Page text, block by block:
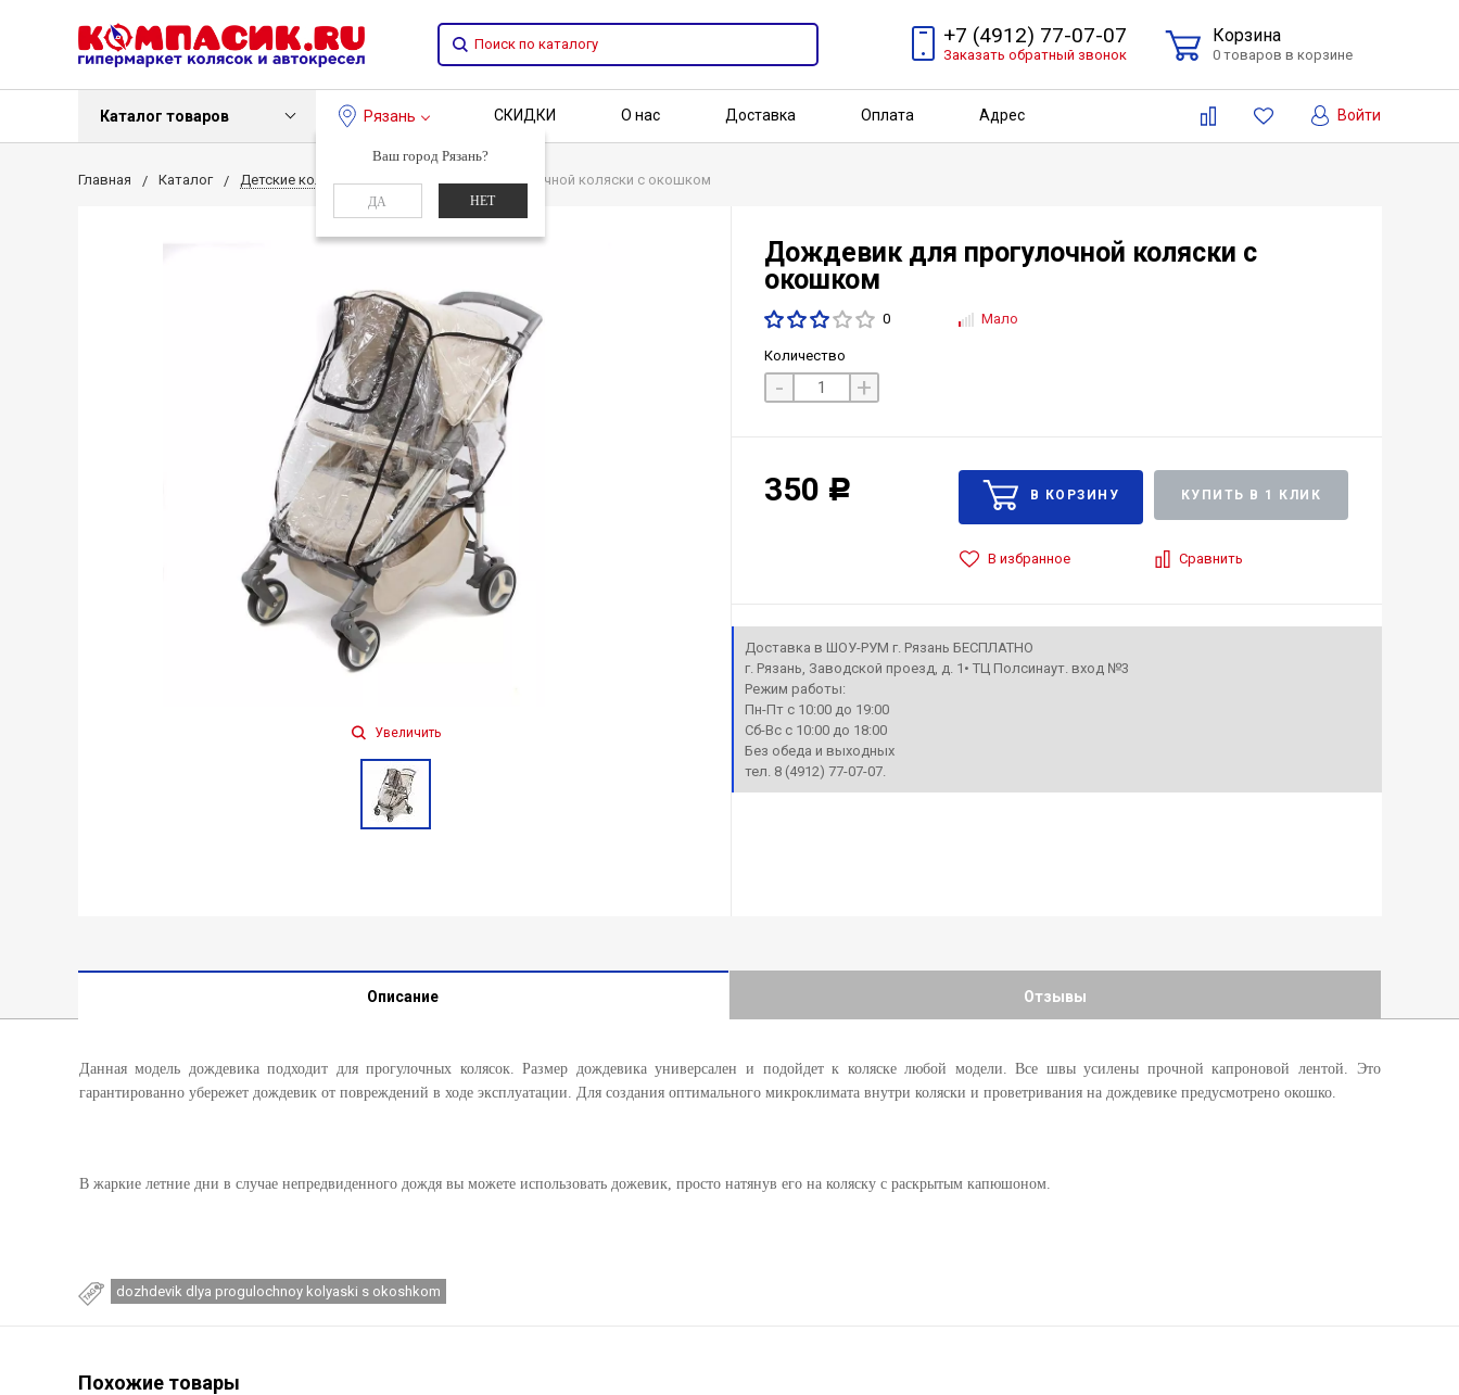
+7 (4912) 77-07-07
Заказать обратный звонок
Корзина
0 товаров в корзине
Каталог товаров Рязань
Ваш город Рязань?
ДА НЕТ
СКИДКИ О нас Доставка Оплата Адрес Войти
Главная Каталог Детские коляски Дождевик для прогулочной коляски с окошком
Увеличить
Дождевик для прогулочной коляски с
окошком
0 Мало
Количество
- +
350 Р КУПИТЬ В 1 КЛИК
В избранное Сравнить
Доставка в ШОУ-РУМ г. Рязань БЕСПЛАТНО
г. Рязань, Заводской проезд, д. 1• ТЦ Полсинаут. вход №3
Режим работы:
Пн-Пт с 10:00 до 19:00
Сб-Вс с 10:00 до 18:00
Без обеда и выходных
тел. 8 (4912) 77-07-07.
Описание Отзывы
Данная модель дождевика подходит для прогулочных колясок. Размер дождевика универсален и подойдет к коляске любой модели. Все швы усилены прочной капроновой лентой. Это
гарантированно убережет дождевик от повреждений в ходе эксплуатации. Для создания оптимального микроклимата внутри коляски и проветривания на дождевике предусмотрено окошко.
В жаркие летние дни в случае непредвиденного дождя вы можете использовать дожевик, просто натянув его на коляску с раскрытым капюшоном.
dozhdevik dlya progulochnoy kolyaski s okoshkom
Похожие товары